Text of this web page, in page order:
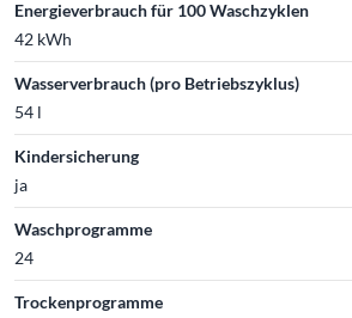
Energieverbrauch für 100 Waschzyklen
42 kWh
Wasserverbrauch (pro Betriebszyklus)
54 l
Kindersicherung
ja
Waschprogramme
24
Trockenprogramme